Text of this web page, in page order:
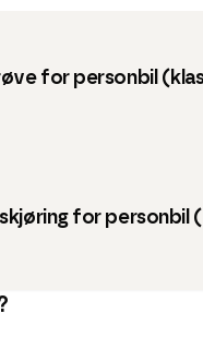
for personbil
for personbil